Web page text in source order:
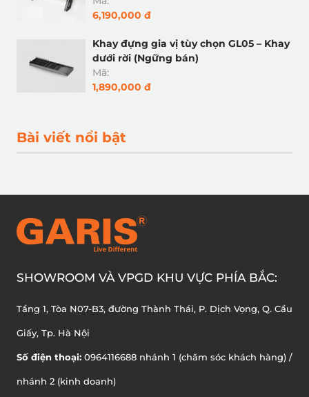
6,190,000 đ
Khay đựng gia vị tùy chọn GL05 – Khay
dưới rời (Ngững bán)
Mã:
1,890,000 đ
Bài viết nổi bật
SHOWROOM VÀ VPGD KHU VỰC PHÍA BẮC:
Tầng 1, Tòa N07-B3, đường Thành Thái, P. Dịch Vọng, Q. Cầu
Giấy, Tp. Hà Nội
Số điện thoại: 0964116688 nhánh 1 (chăm sóc khách hàng) /
nhánh 2 (kinh doanh)